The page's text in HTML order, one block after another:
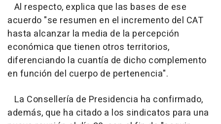
Al respecto, explica que las bases de ese
acuerdo "se resumen en el incremento del CAT
hasta alcanzar la media de la percepción
económica que tienen otros territorios,
diferenciando la cuantía de dicho complemento
en función del cuerpo de pertenencia".
La Consellería de Presidencia ha confirmado,
además, que ha citado a los sindicatos para una